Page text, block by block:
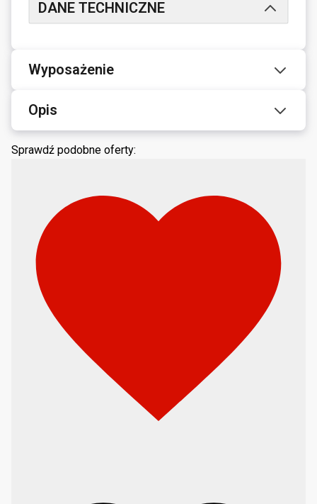
DANE TECHNICZNE
Wyposażenie
Opis
Sprawdź podobne oferty: